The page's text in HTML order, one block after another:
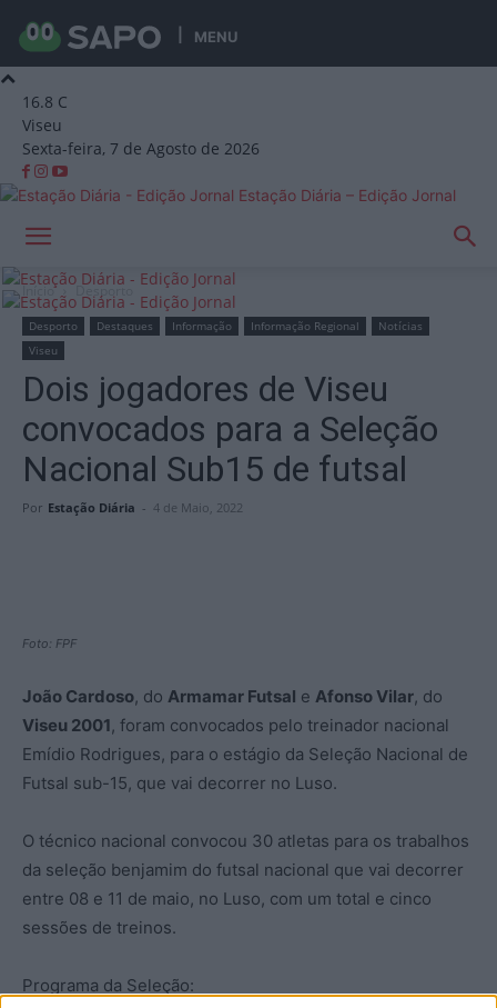
MENU
16.8 C
Viseu
Sexta-feira, 7 de Agosto de 2026
Estação Diária – Edição Jornal
Início Desporto
Desporto Destaques Informação Informação Regional
Notícias
Viseu
Dois jogadores de Viseu
convocados para a Seleção
Nacional Sub15 de futsal
Por Estação Diária - 4 de Maio, 2022
Foto: FPF
João Cardoso, do Armamar Futsal e Afonso Vilar, do
Viseu 2001, foram convocados pelo treinador nacional
Emídio Rodrigues, para o estágio da Seleção Nacional de
Futsal sub-15, que vai decorrer no Luso.
O técnico nacional convocou 30 atletas para os trabalhos
da seleção benjamim do futsal nacional que vai decorrer
entre 08 e 11 de maio, no Luso, com um total e cinco
sessões de treinos.
Programa da Seleção: